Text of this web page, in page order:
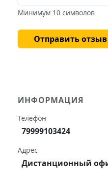
Минимум 10 символов
Отправить отзыв
ИНФОРМАЦИЯ
Телефон
79999103424
Адрес
Дистанционный